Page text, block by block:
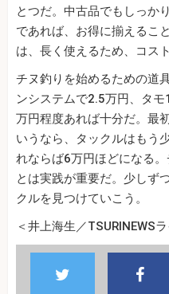
とつだ。中古品でもしっか
であれば、お得に揃えるこ
は、長く使えるため、コス
チヌ釣りを始めるための道
ンシステムで2.5万円、タ
万円程度あれば十分だ。最
いうなら、タックルはもう
れならば6万円ほどになる
とは実践が重要だ。少しず
クルを見つけていこう。
＜井上海生／TSURINEWS